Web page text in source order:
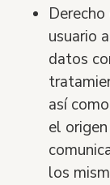
usuario
datos
así
el
los